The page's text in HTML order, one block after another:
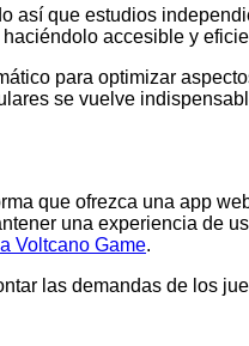
así que estudios
accesible y
para optimizar
se vuelve
que ofrezca una app
una experiencia de
Voltcano Game.
las demandas de los